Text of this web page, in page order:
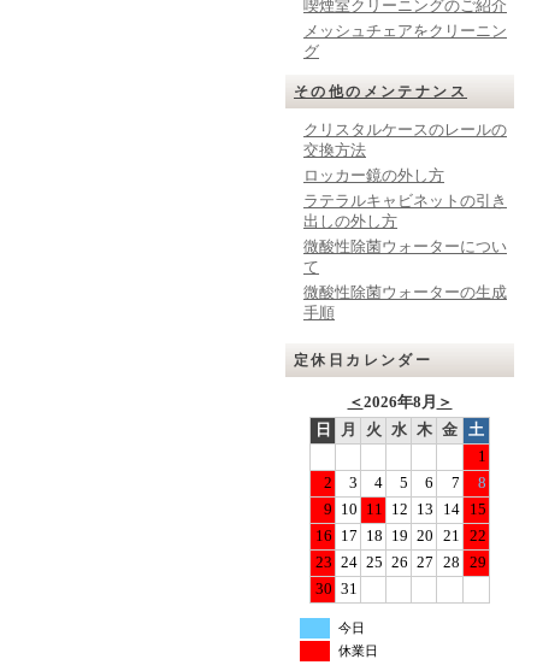
喫煙室クリーニングのご紹介
メッシュチェアをクリーニン
グ
その他のメンテナンス
クリスタルケースのレールの
交換方法
ロッカー鏡の外し方
ラテラルキャビネットの引き
出しの外し方
微酸性除菌ウォーターについ
て
微酸性除菌ウォーターの生成
手順
定休日カレンダー
＜2026年8月 ＞
日
月 火 水 木 金
土
1
2
3 4 5 6 7
8
9
10 11 12 13 14
15
16
17 18 19 20 21
22
23 24 25 26 27 28
29
30 31
今日
休業日